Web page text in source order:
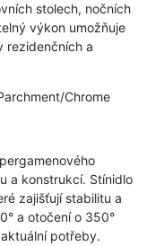
stolech, nočních
výkon umožňuje
rezidenčních a
Chrome
a konstrukcí. Stínidlo
zajišťují stabilitu a
a otočení o 350°
potřeby.